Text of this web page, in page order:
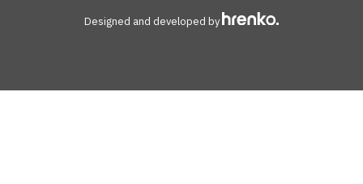
Designed and developed by